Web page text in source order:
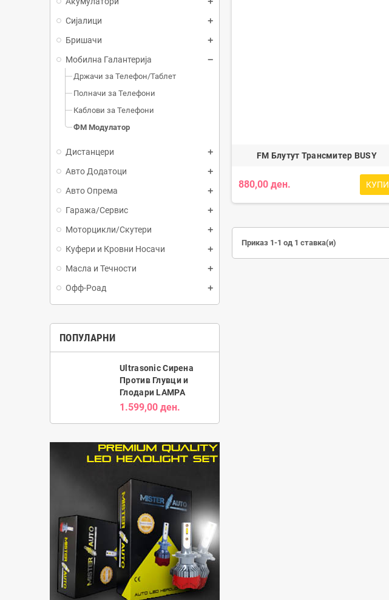
Сијалици
Бришачи
Мобилна Галантерија
Држачи за Телефон/Таблет
Полначи за Телефони
Каблови за Телефони
ФМ Модулатор
Дистанцери
Авто Додатоци
Авто Опрема
Гаража/Сервис
Моторцикли/Скутери
Куфери и Кровни Носачи
Масла и Течности
Офф-Роад
ПОПУЛАРНИ
Ultrasonic Сирена
Против Глувци и
Глодари LAMPA
1.599,00 ден.
FM Блутут Трансмитер BUSY
880,00 ден. КУПИ
Приказ 1-1 од 1 ставка(и)